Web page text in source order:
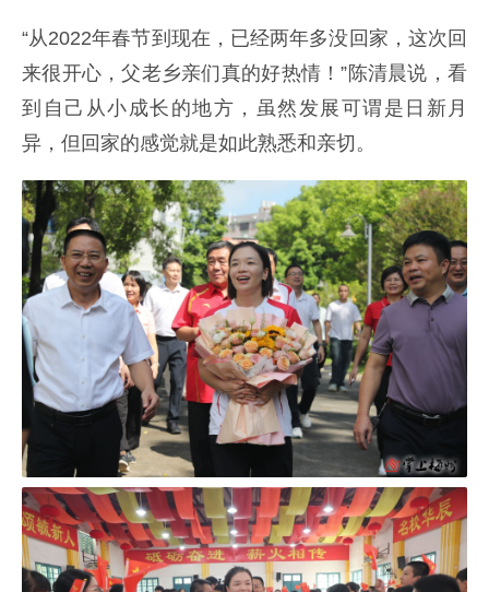
“从2022年春节到现在，已经两年多没回家，这次回
来很开心，父老乡亲们真的好热情！”陈清晨说，看
到自己从小成长的地方，虽然发展可谓是日新月
异，但回家的感觉就是如此熟悉和亲切。